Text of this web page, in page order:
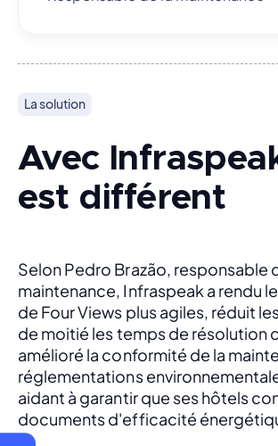
La solution
Avec
est différent
Selon Pedro Brazão, responsable
maintenance, Infraspeak a rendu
de Four Views plus agiles, réduit
de moitié les temps de résolution
amélioré la conformité de la
réglementations
aidant à garantir que ses hôtels
documents d'efficacité